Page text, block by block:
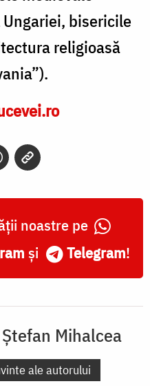
bisericile
religioasă
noastre pe
și Telegram!
Ștefan Mihalcea
ale autorului